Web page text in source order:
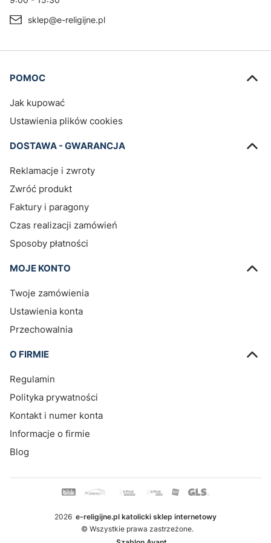
sklep@e-religijne.pl
Linki w stopce
POMOC
Jak kupować
Ustawienia plików cookies
DOSTAWA - GWARANCJA
Reklamacje i zwroty
Zwróć produkt
Faktury i paragony
Czas realizacji zamówień
Sposoby płatności
MOJE KONTO
Twoje zamówienia
Ustawienia konta
Przechowalnia
O FIRMIE
Regulamin
Polityka prywatności
Kontakt i numer konta
Informacje o firmie
Blog
2026 e-religijne.pl katolicki sklep internetowy
© Wszystkie prawa zastrzeżone.